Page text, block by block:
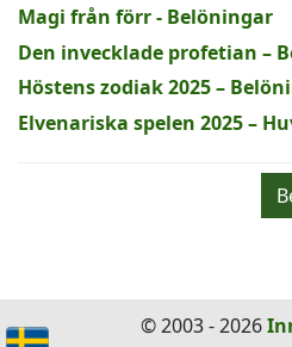
Magi från förr - Belöningar
Den invecklade profetian –
Höstens zodiak 2025 –
Elvenariska spelen 2025 –
© 2003 - 2026